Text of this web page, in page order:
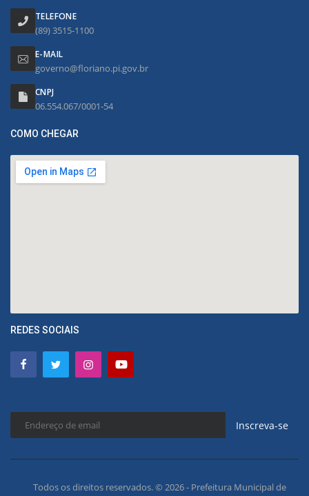
TELEFONE
(89) 3515-1100
E-MAIL
governo@floriano.pi.gov.br
CNPJ
06.554.067/0001-54
COMO CHEGAR
REDES SOCIAIS
Inscreva-se
Todos os direitos reservados. © 2026 - Prefeitura Municipal de